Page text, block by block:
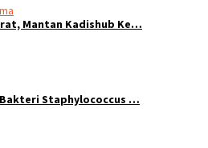
Mantan Kadishub Ke…
Staphylococcus …